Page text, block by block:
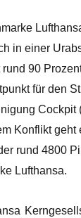
in einer
90
für den
Cockpit
Konflikt geht
rund 4800
Lufthansa.